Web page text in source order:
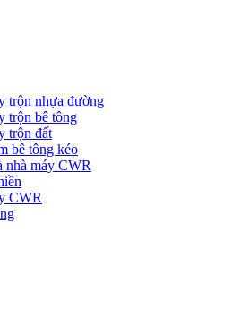
trộn nhựa đường
trộn bê tông
trộn đất
bê tông kéo
nhà máy CWR
CWR